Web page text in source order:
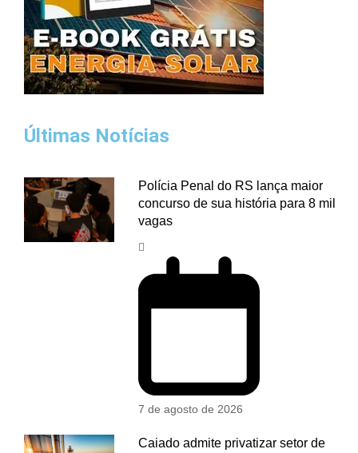
Últimas Notícias
Polícia Penal do RS lança maior
concurso de sua história para 8 mil
vagas
7 de agosto de 2026
Caiado admite privatizar setor de